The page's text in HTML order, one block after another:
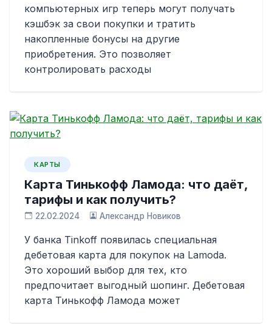
компьютерных игр теперь могут получать
кэшбэк за свои покупки и тратить
накопленные бонусы на другие
приобретения. Это позволяет
контролировать расходы
КАРТЫ
Карта Тинькофф Ламода: что даёт,
тарифы и как получить?
22.02.2024 Александр Новиков
У банка Tinkoff появилась специальная
дебетовая карта для покупок на Lamoda.
Это хороший выбор для тех, кто
предпочитает выгодный шопинг. Дебетовая
карта Тинькофф Ламода может